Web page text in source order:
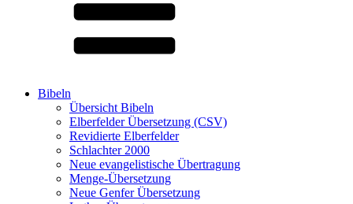
Bibeln
Übersicht Bibeln
Elberfelder Übersetzung (CSV)
Revidierte Elberfelder
Schlachter 2000
Neue evangelistische Übertragung
Menge-Übersetzung
Neue Genfer Übersetzung